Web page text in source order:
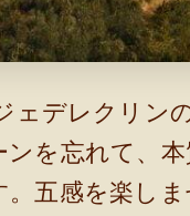
ェデレクリン
を忘れて、
五感を楽し